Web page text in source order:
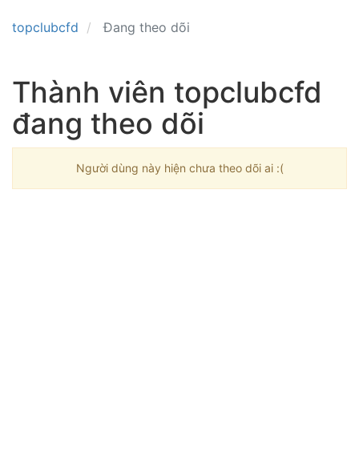
topclubcfd Đang theo dõi
Thành viên topclubcfd
đang theo dõi
Người dùng này hiện chưa theo dõi ai :(